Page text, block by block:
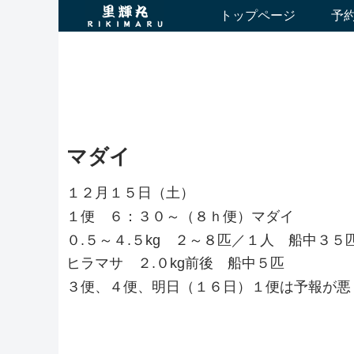
トップページ 予
マダイ
１２月１５日（土）
１便 ６：３０～（８ｈ便）マダイ
０.５～４.５kg ２～８匹／１人 船中３５
ヒラマサ ２.０kg前後 船中５匹
３便、４便、明日（１６日）１便は予報が